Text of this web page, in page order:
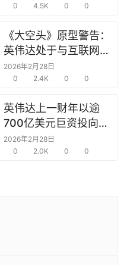
0
4.5K 0 0
《大空头》原型警告：
英伟达处于与互联网泡
沫时期思科同样的“危
险境地”
2026年2月28日
0
2.4K 0 0
英伟达上一财年以逾
700亿美元巨资投向合
作方，竭力巩固AI芯片
需求
2026年2月28日
0
2.0K 0 0